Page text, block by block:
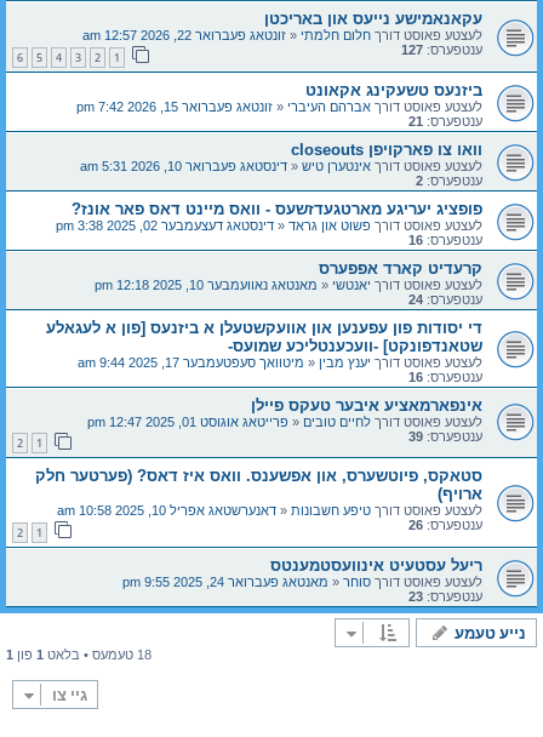
עקאנאמישע נייעס און באריכטן
לעצטע פאוסט דורך חלום חלמתי « זונטאג פעברואר 22, 2026 12:57 am
ענטפערס: 127
1
2
3
4
5
6
ביזנעס טשעקינג אקאונט
לעצטע פאוסט דורך אברהם העיברי « זונטאג פעברואר 15, 2026 7:42 pm
ענטפערס: 21
וואו צו פארקויפן closeouts
לעצטע פאוסט דורך אינטערן טיש « דינסטאג פעברואר 10, 2026 5:31 am
ענטפערס: 2
פופציג יעריגע מארטגעדזשעס - וואס מיינט דאס פאר אונז?
לעצטע פאוסט דורך פשוט און גראד « דינסטאג דעצעמבער 02, 2025 3:38 pm
ענטפערס: 16
קרעדיט קארד אפפערס
לעצטע פאוסט דורך יאנטשי « מאנטאג נאוועמבער 10, 2025 12:18 pm
ענטפערס: 24
די יסודות פון עפענען און אוועקשטעלן א ביזנעס [פון א לעגאלע
שטאנדפונקט] -וועכענטליכע שמועס-
לעצטע פאוסט דורך יענץ מבין « מיטוואך סעפטעמבער 17, 2025 9:44 am
ענטפערס: 16
אינפארמאציע איבער טעקס פיילן
לעצטע פאוסט דורך לחיים טובים « פרייטאג אוגוסט 01, 2025 12:47 pm
ענטפערס: 39
1
2
סטאקס, פיוטשערס, און אפשענס. וואס איז דאס? (פערטער חלק
ארויף)
לעצטע פאוסט דורך טיפע חשבונות « דאנערשטאג אפריל 10, 2025 10:58 am
ענטפערס: 26
1
2
ריעל עסטעיט אינוועסטמענטס
לעצטע פאוסט דורך סוחר « מאנטאג פעברואר 24, 2025 9:55 pm
ענטפערס: 23
נייע טעמע
18 טעמעס • בלאט 1 פון 1
גיי צו